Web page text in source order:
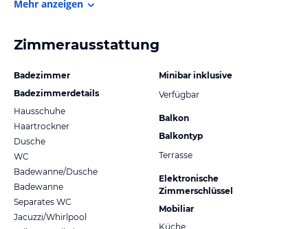
Mehr anzeigen
Zimmerausstattung
Badezimmer
Badezimmerdetails
Hausschuhe
Haartrockner
Dusche
WC
Badewanne/Dusche
Badewanne
Separates WC
Jacuzzi/Whirlpool
Minibar inklusive
Verfügbar
Balkon
Balkontyp
Terrasse
Elektronische
Zimmerschlüssel
Mobiliar
Küche